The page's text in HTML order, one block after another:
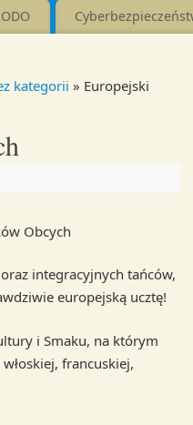
kategorii » Europejski
Obcych
integracyjnych tańców,
europejską ucztę!
i Smaku, na którym
francuskiej,